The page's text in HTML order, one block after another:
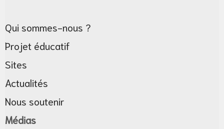
Qui sommes-nous ?
Projet éducatif
Sites
Actualités
Nous soutenir
Médias